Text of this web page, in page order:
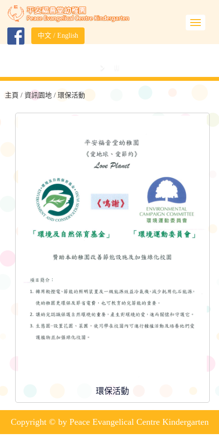
中文 / English
主頁 / 資訊園地 / 環保活動
環保活動
Copyright © by Peace Evangelical Centre Kindergarten